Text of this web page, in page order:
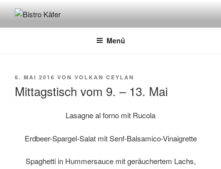
Inhalt
springenBISTRO KÄFER
Café – Bistro – Catering
Menü
VERÖFFENTLICHT
6. MAI 2016 VON VOLKAN CEYLAN
Mittagstisch vom 9. – 13. Mai
Lasagne al forno mit Rucola
Erdbeer-Spargel-Salat mit Senf-Balsamico-Vinaigrette
Spaghetti in Hummersauce mit geräuchertem Lachs,